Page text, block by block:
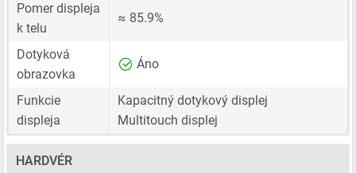
Pomer displeja
k telu
≈ 85.9%
Dotyková
obrazovka
Áno
Funkcie
displeja
Kapacitný dotykový displej
Multitouch displej
HARDVÉR